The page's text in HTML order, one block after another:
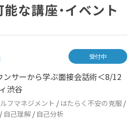
な講座・イベント
サーから学ぶ面接会話術＜8/12
渋谷
フマネジメント / はたらく不安の克服 /
/ 自己理解 / 自己分析
受付中